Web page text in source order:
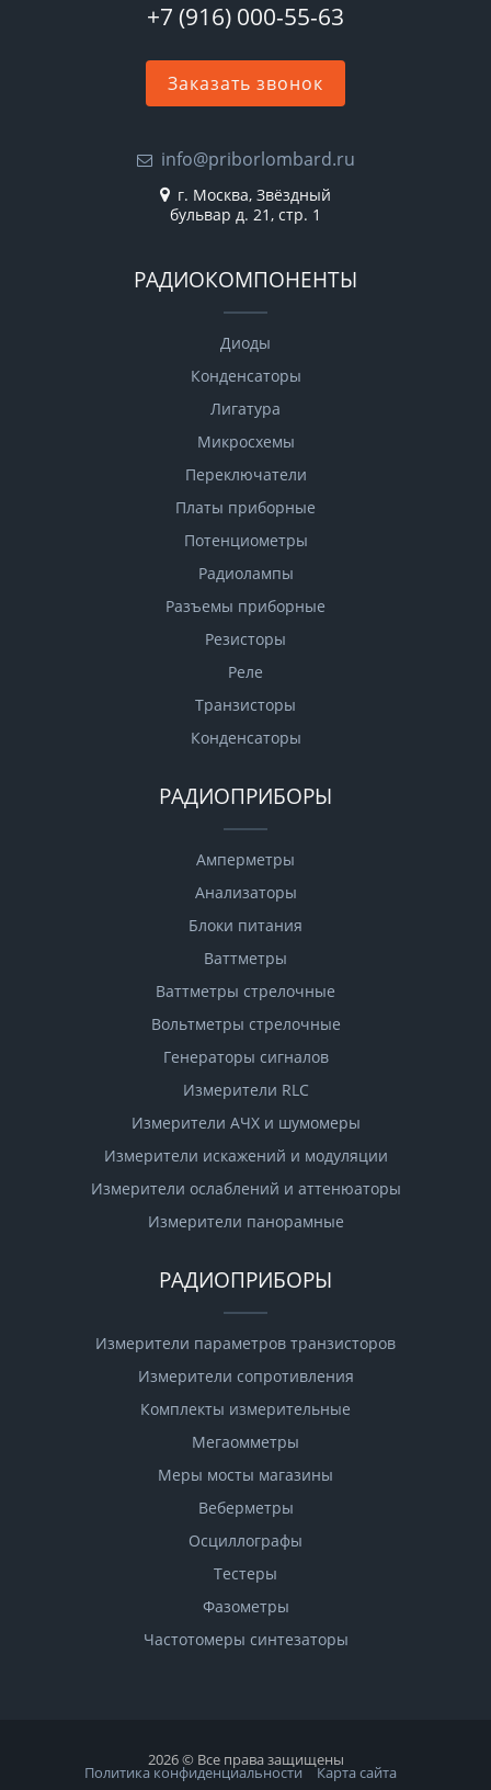
+7 (916) 000-55-63
Заказать звонок
info@priborlombard.ru
г. Москва, Звёздный
бульвар д. 21, стр. 1
РАДИОКОМПОНЕНТЫ
Диоды
Конденсаторы
Лигатура
Микросхемы
Переключатели
Платы приборные
Потенциометры
Радиолампы
Разъемы приборные
Резисторы
Реле
Транзисторы
Конденсаторы
РАДИОПРИБОРЫ
Амперметры
Анализаторы
Блоки питания
Ваттметры
Ваттметры стрелочные
Вольтметры стрелочные
Генераторы сигналов
Измерители RLC
Измерители АЧХ и шумомеры
Измерители искажений и модуляции
Измерители ослаблений и аттенюаторы
Измерители панорамные
РАДИОПРИБОРЫ
Измерители параметров транзисторов
Измерители сопротивления
Комплекты измерительные
Мегаомметры
Меры мосты магазины
Веберметры
Осциллографы
Тестеры
Фазометры
Чаcтотомеры синтезаторы
2026 © Все права защищены
Политика конфиденциальности Карта сайта